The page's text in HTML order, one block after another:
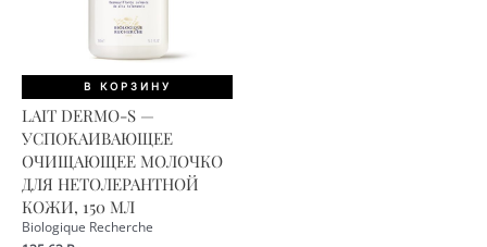
В КОРЗИНУ
LAIT DERMO-S —
УСПОКАИВАЮЩЕЕ
ОЧИЩАЮЩЕЕ МОЛОЧКО
ДЛЯ НЕТОЛЕРАНТНОЙ
КОЖИ, 150 МЛ
Biologique Recherche